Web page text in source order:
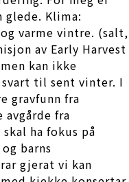
glede. Klima:
varme vintre. (salt,
av Early Harvest
kan ikke
til sent vinter. I
gravfunn fra
fra
ha fokus på
barns
gjerat vi kan